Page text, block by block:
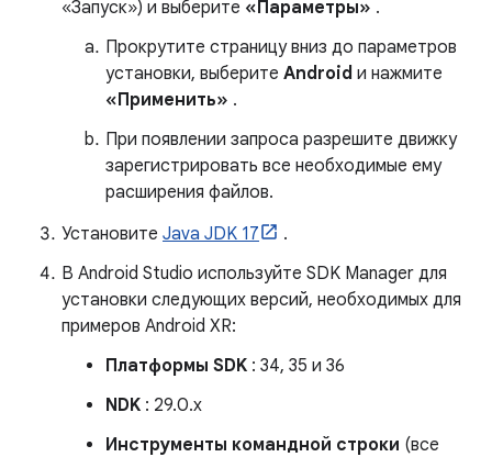
«Запуск») и выберите «Параметры» .
Прокрутите страницу вниз до параметров
установки, выберите Android и нажмите
«Применить» .
При появлении запроса разрешите движку
зарегистрировать все необходимые ему
расширения файлов.
Установите Java JDK 17
.
В Android Studio используйте SDK Manager для
установки следующих версий, необходимых для
примеров Android XR:
Платформы SDK : 34, 35 и 36
NDK : 29.0.x
Инструменты командной строки (все